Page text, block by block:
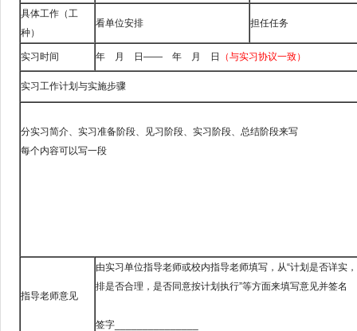
具体工作（工
种）
看单位安排 担任任务
实习时间 年 月 日—— 年 月 日 （与实习协议一致）
实习工作计划与实施步骤
分实习简介、实习准备阶段、见习阶段、实习阶段、总结阶段来写
每个内容可以写一段
指导老师意见
由实习单位指导老师或校内指导老师填写，从“计划是否详实
排是否合理，是否同意按计划执行”等方面来填写意见并签名
签字_______________